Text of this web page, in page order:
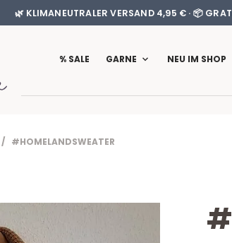
🌿 KLIMANEUTRALER VERSAND 4,95 € · 📦
% SALE GARNE NEU IM SHOP
/ #HOMELANDSWEATER